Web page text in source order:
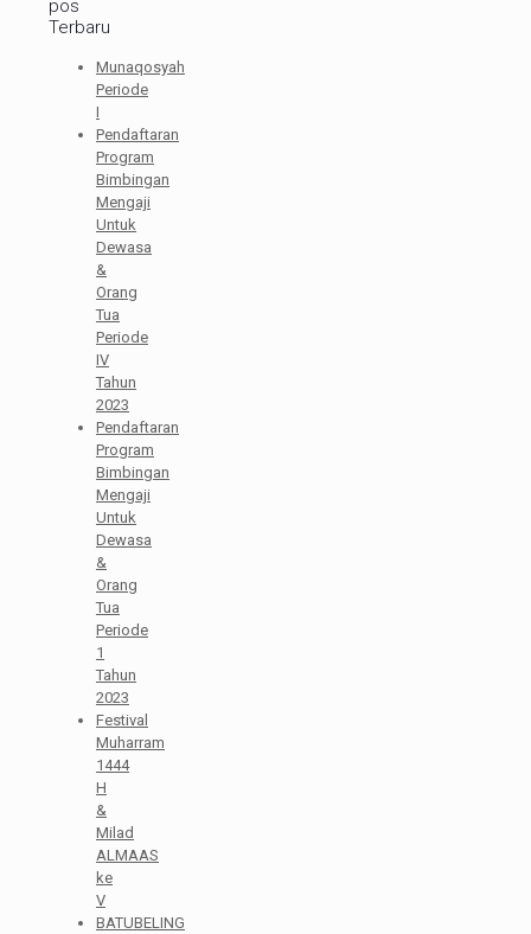
pos
Terbaru
Munaqosyah
Periode
I
Pendaftaran
Program
Bimbingan
Mengaji
Untuk
Dewasa
&
Orang
Tua
Periode
IV
Tahun
2023
Pendaftaran
Program
Bimbingan
Mengaji
Untuk
Dewasa
&
Orang
Tua
Periode
1
Tahun
2023
Festival
Muharram
1444
H
&
Milad
ALMAAS
ke
V
BATUBELING